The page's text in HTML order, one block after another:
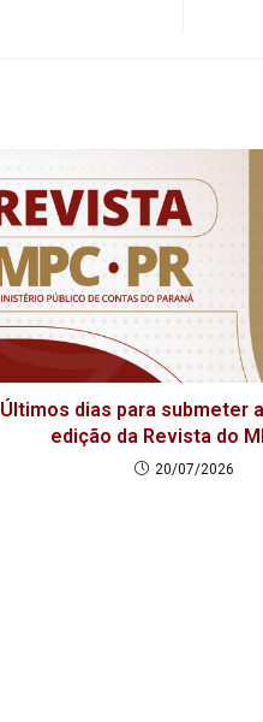
Últimos dias para submeter
edição da Revista do
20/07/2026